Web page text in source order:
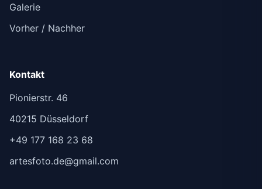
Galerie
Vorher / Nachher
Kontakt
Pionierstr. 46
40215 Düsseldorf
+49 177 168 23 68
artesfoto.de@gmail.com